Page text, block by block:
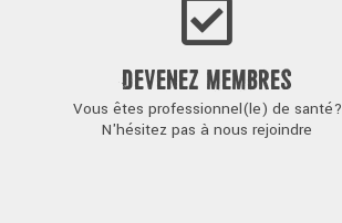
DEVENEZ MEMBRES
Vous êtes professionnel(le) de santé?
N'hésitez pas à nous rejoindre